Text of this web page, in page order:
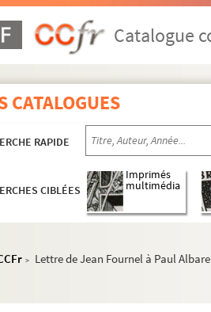
Catalogue
CATALOGUES
RAPIDE
CIBLÉES
Imprimés
multimédia
> Lettre de Jean Fournel à Paul
3.471. Liste de félibres
Oeuvres adressées à Paul Albarel
ALB 3.477. Brouillons de Paul
La Sainte-Estelle de Narbonne (1924)
ALB 3.478. Correspondance
Carte de visite de l'abbé Joseph
Carte de visite de Henry de
Carte de visite de Henri Tardieu